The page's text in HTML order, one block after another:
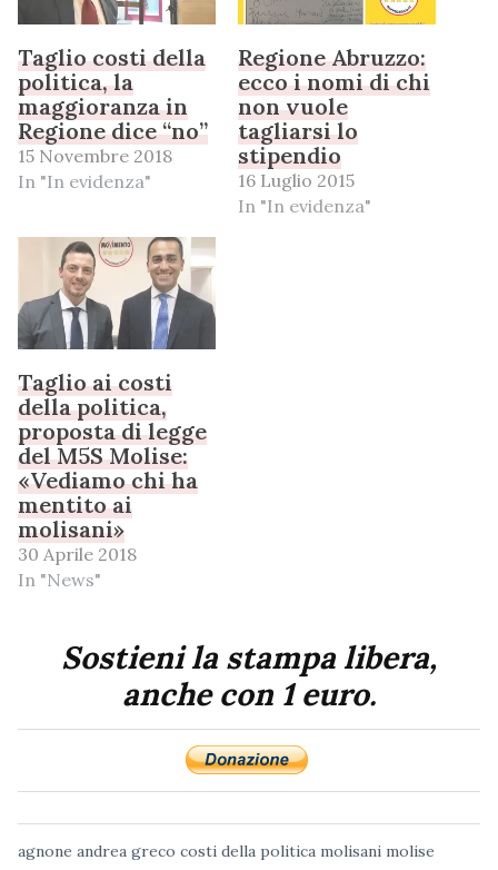
Taglio costi della
politica, la
maggioranza in
Regione dice “no”
15 Novembre 2018
In "In evidenza"
Regione Abruzzo:
ecco i nomi di chi
non vuole
tagliarsi lo
stipendio
16 Luglio 2015
In "In evidenza"
Taglio ai costi
della politica,
proposta di legge
del M5S Molise:
«Vediamo chi ha
mentito ai
molisani»
30 Aprile 2018
In "News"
Sostieni la stampa libera,
anche con 1 euro.
agnone andrea greco costi della politica molisani molise